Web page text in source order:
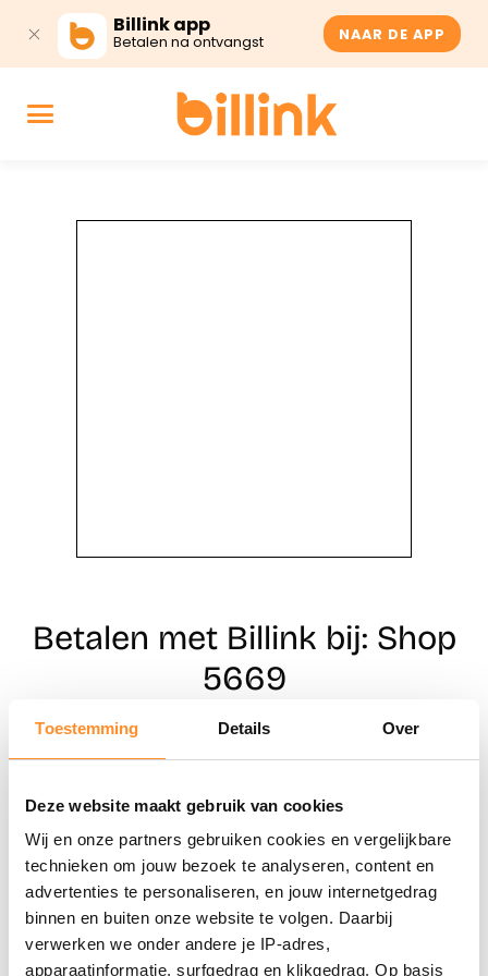
Toestemming Details Over
Deze website maakt gebruik van cookies
Wij en onze partners gebruiken cookies en vergelijkbare
technieken om jouw bezoek te analyseren, content en
advertenties te personaliseren, en jouw internetgedrag
binnen en buiten onze website te volgen. Daarbij
verwerken we onder andere je IP-adres,
apparaatinformatie, surfgedrag en klikgedrag. Op basis
Billink app
Betalen na ontvangst NAAR DE APP
Betalen met Billink bij: Shop
5669
Naar winkels